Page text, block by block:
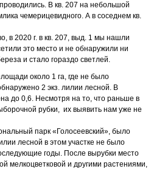
В кв. 207 на небольшой
чемерицевидного. А в соседнем кв.
в 2020 г. в кв. 207, выд. 1 мы нашли
это место и не обнаружили ни
и стало гораздо светлей.
около 1 га, где не было
2 экз. лилии лесной. В
до 0,6. Несмотря на то, что раньше в
рубки, их выявить нам уже не
парк «Голосеевский», было
лесной в этом участке не было
годы. После вырубки место
мелкоцветковой и другими растениями,